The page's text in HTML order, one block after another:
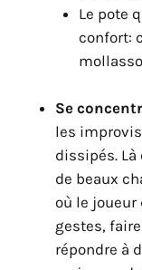
Le pote
confort:
Se
les
dissipés.
de beaux
où le
gestes,
répondre à